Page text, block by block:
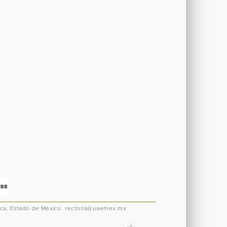
Estado de México. rectoria@uaemex.mx